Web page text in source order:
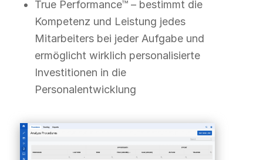
True Performance™ – bestimmt die
Kompetenz und Leistung jedes
Mitarbeiters bei jeder Aufgabe und
ermöglicht wirklich personalisierte
Investitionen in die
Personalentwicklung